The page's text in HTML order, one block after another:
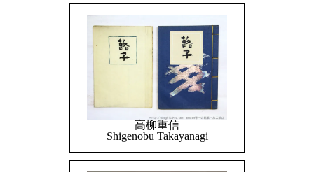
高柳重信
Shigenobu Takayanagi